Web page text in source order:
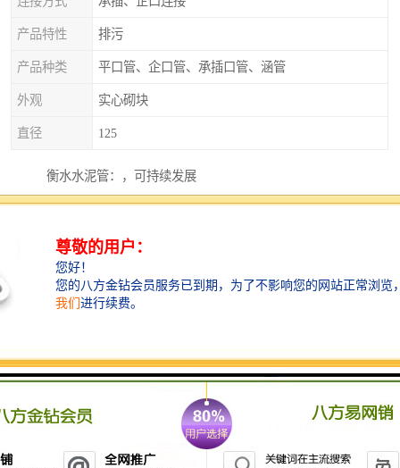
产品特性 排污
产品种类 平口管、企口管、承插口管、涵管
外观 实心砌块
直径 125
衡水水泥管：，可持续发展
衡水水泥管注重环保和可持续发展。在生产过程中，厂
环境的影响降到低。